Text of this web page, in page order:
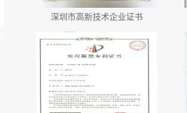
深圳市高新技术企业证书